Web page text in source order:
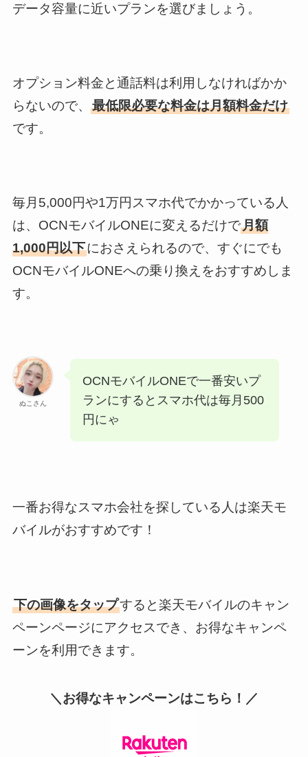
データ容量に近いプランを選びましょう。
オプション料金と通話料は利用しなければかか
らないので、 最低限必要な料金は月額料金だけ
です。
毎月5,000円や1万円スマホ代でかかっている人
は、OCNモバイルONEに変えるだけで月額
1,000円以下におさえられるので、すぐにでも
OCNモバイルONEへの乗り換えをおすすめしま
す。
ぬこさん
OCNモバイルONEで一番安いプ
ランにするとスマホ代は毎月500
円にゃ
一番お得なスマホ会社を探している人は楽天モ
バイルがおすすめです！
下の画像をタップすると楽天モバイルのキャン
ペーンページにアクセスでき、お得なキャンペ
ーンを利用できます。
＼お得なキャンペーンはこちら！／